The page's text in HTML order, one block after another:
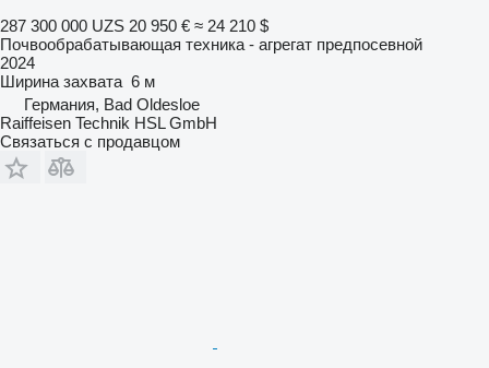
287 300 000 UZS 20 950 € ≈ 24 210 $
Почвообрабатывающая техника - агрегат предпосевной
2024
Ширина захвата 6 м
Германия, Bad Oldesloe
Raiffeisen Technik HSL GmbH
Связаться с продавцом